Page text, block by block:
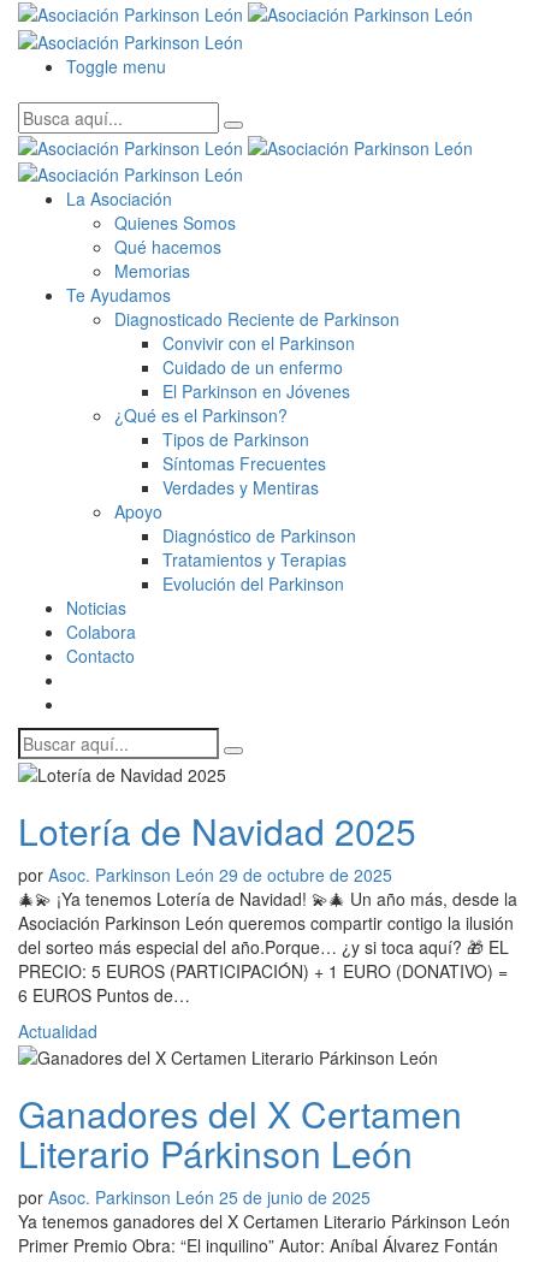
Toggle menu
La Asociación
Quienes Somos
Qué hacemos
Memorias
Te Ayudamos
Diagnosticado Reciente de Parkinson
Convivir con el Parkinson
Cuidado de un enfermo
El Parkinson en Jóvenes
¿Qué es el Parkinson?
Tipos de Parkinson
Síntomas Frecuentes
Verdades y Mentiras
Apoyo
Diagnóstico de Parkinson
Tratamientos y Terapias
Evolución del Parkinson
Noticias
Colabora
Contacto
Lotería de Navidad 2025
por Asoc. Parkinson León 29 de octubre de 2025
🎄💫 ¡Ya tenemos Lotería de Navidad! 💫🎄 Un año más, desde la
Asociación Parkinson León queremos compartir contigo la ilusión
del sorteo más especial del año.Porque… ¿y si toca aquí? 🎁 EL
PRECIO: 5 EUROS (PARTICIPACIÓN) + 1 EURO (DONATIVO) =
6 EUROS Puntos de…
Actualidad
Ganadores del X Certamen
Literario Párkinson León
por Asoc. Parkinson León 25 de junio de 2025
Ya tenemos ganadores del X Certamen Literario Párkinson León
Primer Premio Obra: “El inquilino” Autor: Aníbal Álvarez Fontán